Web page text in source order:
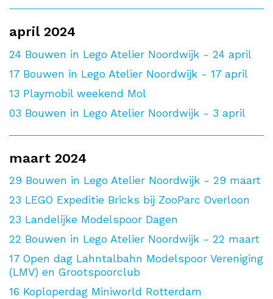
april 2024
24 Bouwen in Lego Atelier Noordwijk - 24 april
17 Bouwen in Lego Atelier Noordwijk - 17 april
13 Playmobil weekend Mol
03 Bouwen in Lego Atelier Noordwijk - 3 april
maart 2024
29 Bouwen in Lego Atelier Noordwijk - 29 maart
23 LEGO Expeditie Bricks bij ZooParc Overloon
23 Landelijke Modelspoor Dagen
22 Bouwen in Lego Atelier Noordwijk - 22 maart
17 Open dag Lahntalbahn Modelspoor Vereniging
(LMV) en Grootspoorclub
16 Koploperdag Miniworld Rotterdam